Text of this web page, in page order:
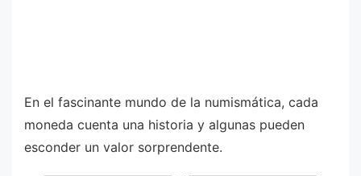
En el fascinante mundo de la numismática, cada
moneda cuenta una historia y algunas pueden
esconder un valor sorprendente.